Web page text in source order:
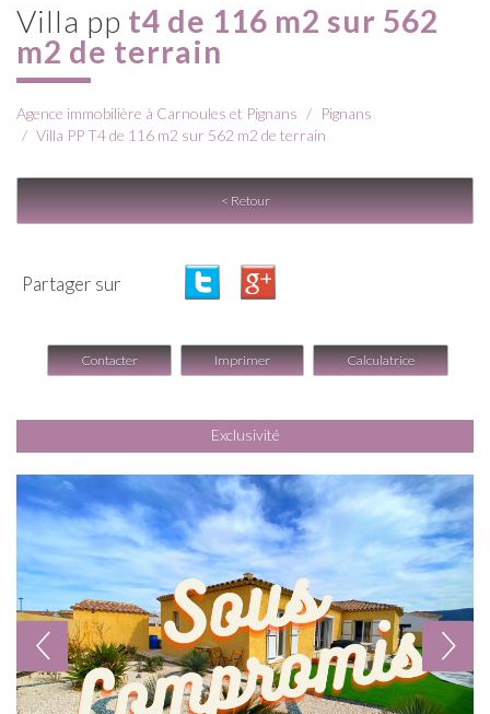
villa pp t4 de 116 m2 sur 562
m2 de terrain
Agence immobilière à Carnoules et Pignans
Pignans
Villa PP T4 de 116 m2 sur 562 m2 de terrain
< Retour
Partager sur
Contacter Imprimer Calculatrice
Exclusivité